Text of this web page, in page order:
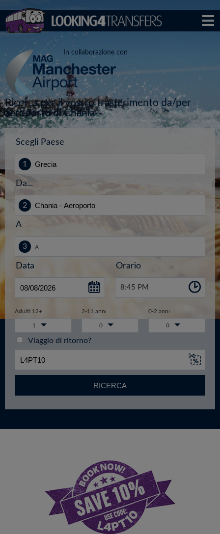
In collaborazione con
Ricerca per il vostro trasferimento da/per
aeroporto di Chania
Scegli Paese
Da...
A
Data Orario
8:45 PM
Adulti 12+ 2-11 anni 0-2 anni
1 0 0
Viaggio di ritorno?
RICERCA